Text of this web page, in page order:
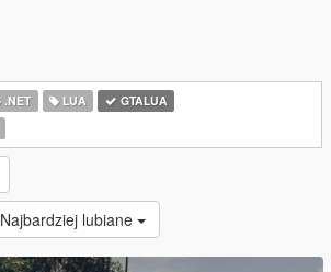
.NET LUA
GTALUA
Najbardziej lubiane